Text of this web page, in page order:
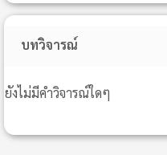
บทวิจารณ์
ยังไม่มีคำวิจารณ์ใดๆ